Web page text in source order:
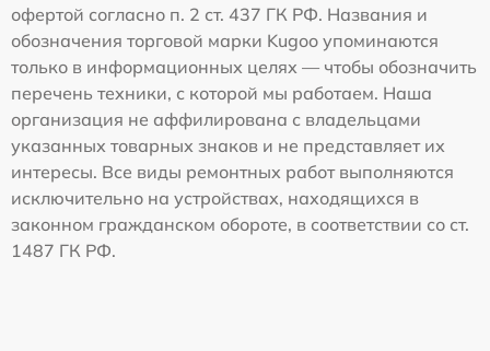
офертой согласно п. 2 ст. 437 ГК РФ. Названия и
обозначения торговой марки Kugoo упоминаются
только в информационных целях — чтобы обозначить
перечень техники, с которой мы работаем. Наша
организация не аффилирована с владельцами
указанных товарных знаков и не представляет их
интересы. Все виды ремонтных работ выполняются
исключительно на устройствах, находящихся в
законном гражданском обороте, в соответствии со ст.
1487 ГК РФ.